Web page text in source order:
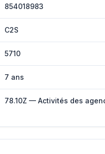
854018983
C2S
5710
7 ans
78.10Z — Activités des